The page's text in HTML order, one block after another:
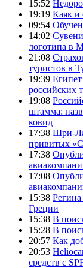
15:52
19:19 Каяк и
09:54
14:02
логотипа в
21:08
туристов в
19:39
российских
19:08
штамма:
ковид
17:38 Шри-
привитых
17:38
17:08
15:38
Греции
15:38 В
15:28 В
20:57 Как
20:53
средств с